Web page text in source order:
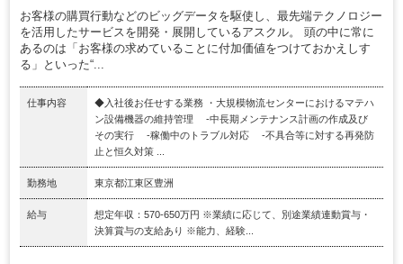
お客様の購買行動などのビッグデータを駆使し、最先端テクノロジー
を活用したサービスを開発・展開しているアスクル。 頭の中に常に
あるのは「お客様の求めていることに付加価値をつけておかえしす
る」といった“...
仕事内容
◆入社後お任せする業務 ・大規模物流センターにおけるマテハ
ン設備機器の維持管理 -中長期メンテナンス計画の作成及び
その実行 -稼働中のトラブル対応 -不具合等に対する再発防
止と恒久対策 ...
勤務地 東京都江東区豊洲
給与
想定年収：570-650万円 ※業績に応じて、別途業績連動賞与・
決算賞与の支給あり ※能力、経験...